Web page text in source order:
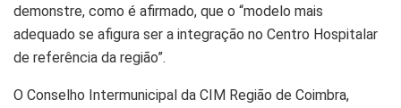
demonstre, como é afirmado, que o “modelo mais
adequado se afigura ser a integração no Centro Hospitalar
de referência da região”.
O Conselho Intermunicipal da CIM Região de Coimbra,